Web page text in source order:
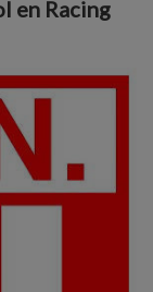
en Racing